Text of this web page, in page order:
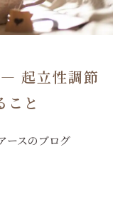
起立性調節
こと
ースのブログ